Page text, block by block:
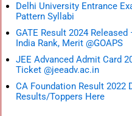
Delhi University Entrance
Pattern Syllabi
GATE Result 2024 Released
India Rank, Merit @GOAPS
JEE Advanced Admit Card
Ticket @jeeadv.ac.in
CA Foundation Result 2022
Results/Toppers Here